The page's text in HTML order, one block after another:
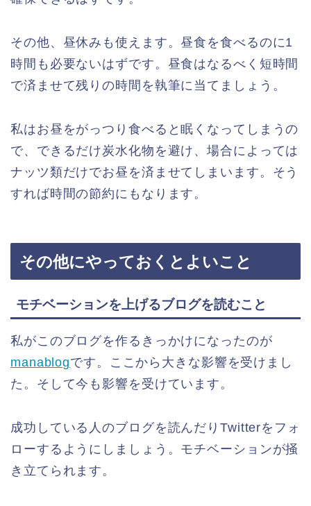
その他、昼休みも使えます。昼食を食べるのに1
時間も必要ないはずです。昼食はなるべく短時間
で済ませて残りの時間を執筆に当てましょう。
私はお昼をがっつり食べると眠くなってしまうの
で、できるだけ炭水化物を避け、場合によっては
ナッツ類だけでお昼を済ませてしまいます。そう
すれば時間の節約にもなります。
その他にやっておくとよいこと
モチベーションを上げるブログを読むこと
私がこのブログを作るきっかけになったのが
manablogです。ここから大きな影響を受けまし
た。そして今も影響を受けています。
成功している人のブログを読んだりTwitterをフォ
ローするようにしましょう。モチベーションが掻
き立てられます。